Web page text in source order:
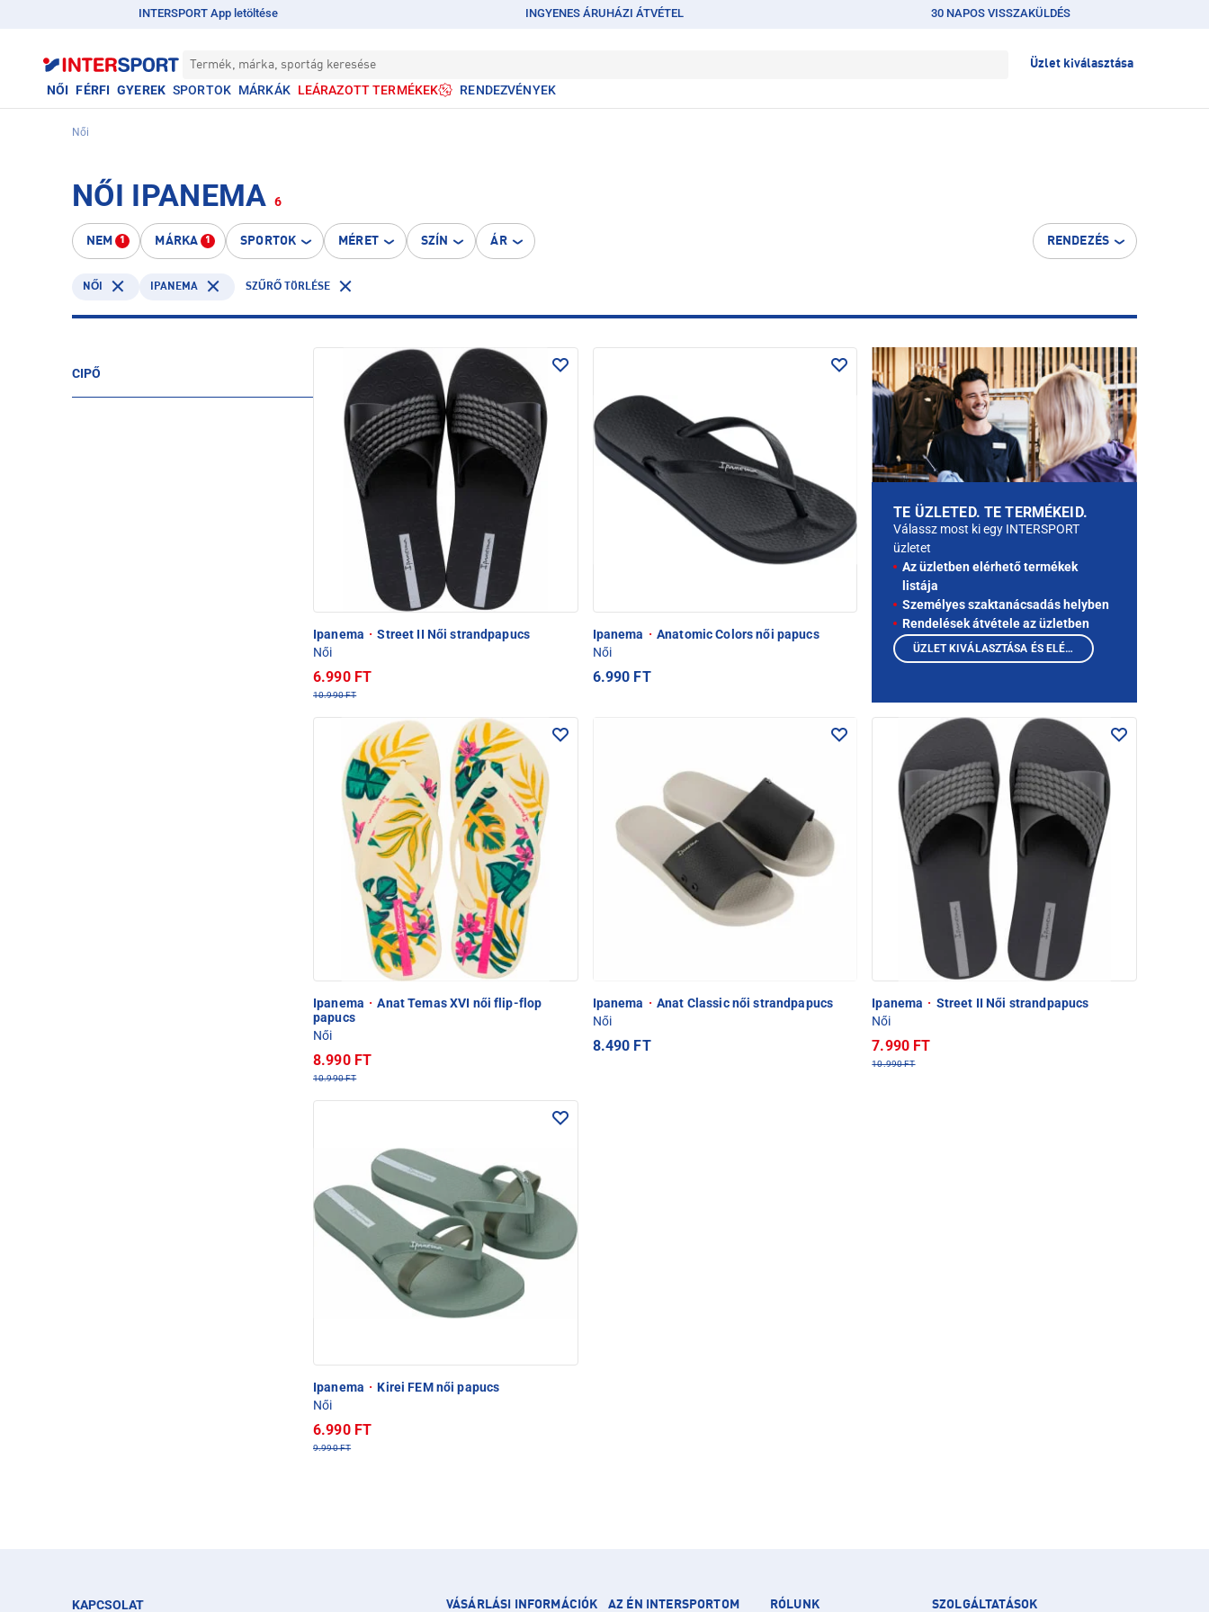
INTERSPORT App letöltése INGYENES ÁRUHÁZI ÁTVÉTEL 30 NAPOS VISSZAKÜLDÉS
Termék, márka, sportág keresése Üzlet kiválasztása
NŐI FÉRFI GYEREK SPORTOK MÁRKÁK LEÁRAZOTT TERMÉKEK RENDEZVÉNYEK
Női
NŐI IPANEMA 6
NEM 1 MÁRKA 1 SPORTOK MÉRET SZÍN ÁR RENDEZÉS
NŐI IPANEMA SZŰRŐ TÖRLÉSE
CIPŐ
Ipanema · Street II Női strandpapucs
Női
6.990 FT
10.990 FT
Ipanema · Anatomic Colors női papucs
Női
6.990 FT
Ipanema · Anat Temas XVI női flip-flop
papucs
Női
8.990 FT
10.990 FT
Ipanema · Anat Classic női strandpapucs
Női
8.490 FT
Ipanema · Street II Női strandpapucs
Női
7.990 FT
10.990 FT
Ipanema · Kirei FEM női papucs
Női
6.990 FT
9.990 FT
TE ÜZLETED. TE TERMÉKEID.
Válassz most ki egy INTERSPORT
üzletet
Az üzletben elérhető termékek
listája
Személyes szaktanácsadás helyben
Rendelések átvétele az üzletben
ÜZLET KIVÁLASZTÁSA ÉS ELÉRHETŐ TERMÉKEK MEGTEKINTÉSE
KAPCSOLAT
VÁSÁRLÁSI INFORMÁCIÓK AZ ÉN INTERSPORTOM RÓLUNK SZOLGÁLTATÁSOK